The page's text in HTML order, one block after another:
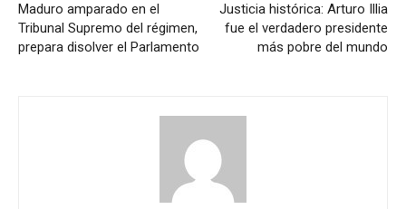
Maduro amparado en el
Tribunal Supremo del régimen,
prepara disolver el Parlamento
Justicia histórica: Arturo Illia
fue el verdadero presidente
más pobre del mundo